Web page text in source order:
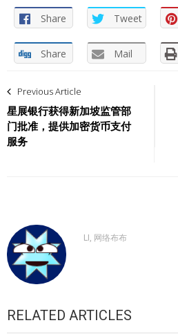
Share Tweet
Share Mail
章
导
Previous Article
星展银行获得新加坡监管部
门批准，提供加密货币支付
服务
LI, 网络布布
RELATED ARTICLES